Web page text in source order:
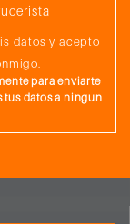
datos y acepto
para enviarte
tus datos a ningun